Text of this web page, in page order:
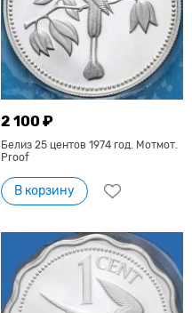
2 100 ₽
Белиз 25 центов 1974 год. Мотмот.
Proof
В корзину